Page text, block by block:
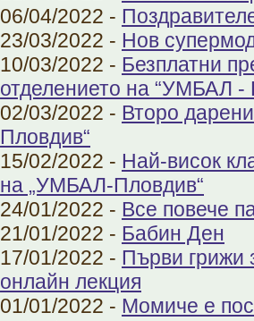
06/04/2022 -
23/03/2022 - Нов
10/03/2022 - Безплатни
отделението на “УМБАЛ -
02/03/2022 - Второ
Пловдив“
15/02/2022 - Най-висок
на „УМБАЛ-Пловдив“
24/01/2022 - Все повече
21/01/2022 - Бабин Ден
17/01/2022 - Първи грижи
онлайн лекция
01/01/2022 - Момиче е